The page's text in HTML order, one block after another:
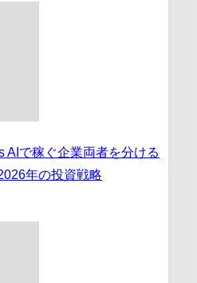
AIで稼ぐ企業両者を分ける
年の投資戦略